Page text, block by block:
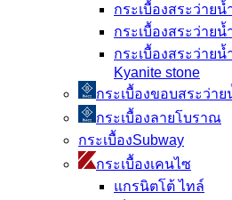
กระเบื้องสระว่ายน้
กระเบื้องสระว่าย
กระเบื้องสระว่ายนํ้
Kyanite stone
กระเบื้องขอบสระว่าย
กระเบื้องลายโบราณ
กระเบื้องSubway
กระเบื้องเคนไซ
แกรนิตโต้ ไทล์